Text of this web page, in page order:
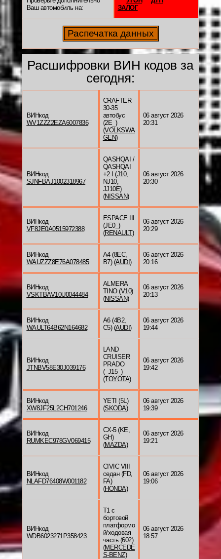
Ваш автомобиль на:
ЗАЛОГ
Расшифровки ВИН кодов за
сегодня:
ВИНкод
WV1ZZZ2EZA6007836
CRAFTER
30-35
автобус
(2E_)
(VOLKSWA
GEN)
06 август 2026
20:31
ВИНкод
SJNFBAJ1002318967
QASHQAI /
QASHQAI
+2 I (J10,
NJ10,
JJ10E)
(NISSAN)
06 август 2026
20:30
ВИНкод
VF8JE0A0515972388
ESPACE III
(JE0_)
(RENAULT)
06 август 2026
20:29
ВИНкод
WAUZZZ8E76A078485
A4 (8EC,
B7) (AUDI )
06 август 2026
20:16
ВИНкод
VSKTBAV10U0044484
ALMERA
TINO (V10)
(NISSAN)
06 август 2026
20:13
ВИНкод
WAULT64B62N164682
A6 (4B2,
C5) (AUDI )
06 август 2026
19:44
ВИНкод
JTNBV58E30J039176
LAND
CRUISER
PRADO
(_J15_)
(TOYOTA)
06 август 2026
19:42
ВИНкод
XW8JF25L2CH701246
YETI (5L)
(SKODA)
06 август 2026
19:39
ВИНкод
RUMKEC978GV069415
CX-5 (KE,
GH)
(MAZDA)
06 август 2026
19:21
ВИНкод
NLAFD76408W001182
CIVIC VIII
седан (FD,
FA)
(HONDA)
06 август 2026
19:06
ВИНкод
WDB6023271P358423
T1 c
бортовой
платформо
й/ходовая
часть (602)
(MERCEDE
S-BENZ)
06 август 2026
18:57